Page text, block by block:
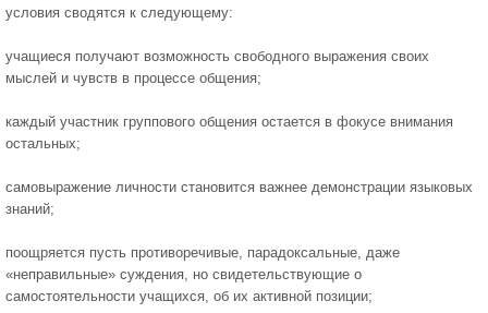
условия сводятся к следующему:
учащиеся получают возможность свободного выражения своих
мыслей и чувств в процессе общения;
каждый участник группового общения остается в фокусе внимания
остальных;
самовыражение личности становится важнее демонстрации языковых
знаний;
поощряется пусть противоречивые, парадоксальные, даже
«неправильные» суждения, но свидетельствующие о
самостоятельности учащихся, об их активной позиции;